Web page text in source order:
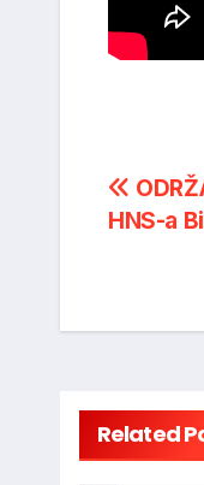
Post
HNS-a
Related